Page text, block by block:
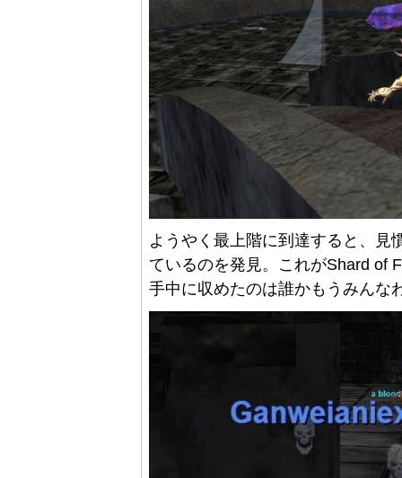
ようやく最上階に到達すると、見
ているのを発見。これがShard of
手中に収めたのは誰かもうみんな